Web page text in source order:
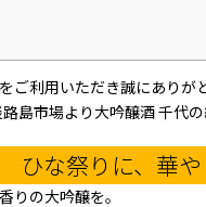
ご利用いただき誠にありが
島市場より大吟醸酒 千代
ひな祭りに、華
りの大吟醸を。